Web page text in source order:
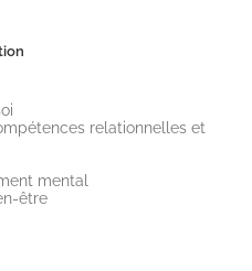
relationnelles et
mental
être